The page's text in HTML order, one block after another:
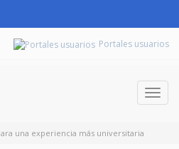
Portales usuarios
una experiencia más universitaria